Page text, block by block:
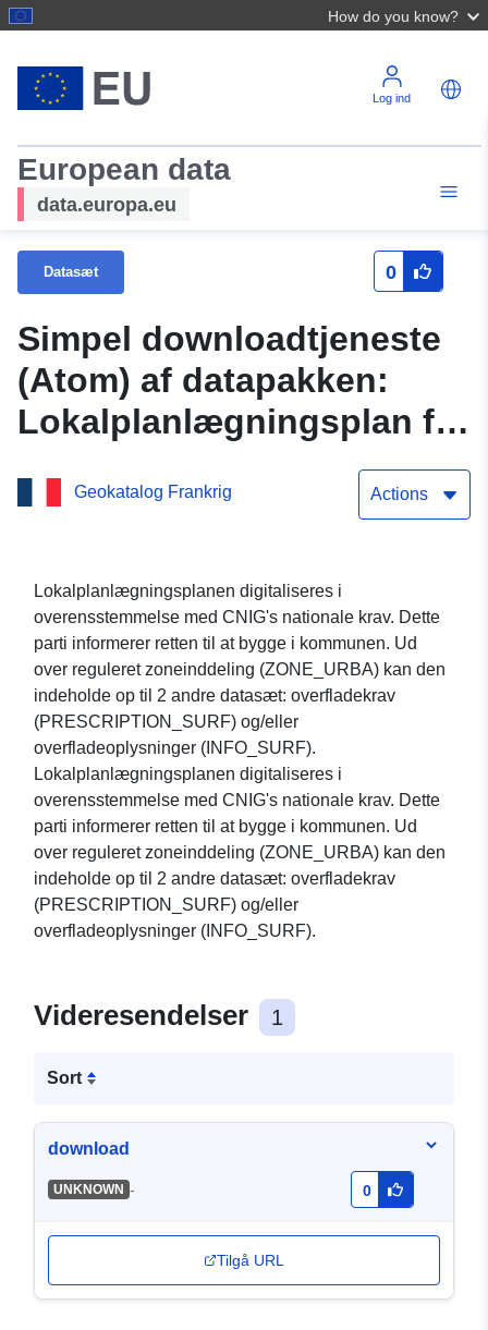
How do you know?
Log ind
European data
data.europa.eu
Datasæt 0
Simpel downloadtjeneste
(Atom) af datapakken:
Lokalplanlægningsplan for
SAINT-JULIEN-DE-GRAS-
CAPOU
Geokatalog Frankrig Actions
Lokalplanlægningsplanen digitaliseres i
overensstemmelse med CNIG's nationale krav. Dette
parti informerer retten til at bygge i kommunen. Ud
over reguleret zoneinddeling (ZONE_URBA) kan den
indeholde op til 2 andre datasæt: overfladekrav
(PRESCRIPTION_SURF) og/eller
overfladeoplysninger (INFO_SURF).
Lokalplanlægningsplanen digitaliseres i
overensstemmelse med CNIG's nationale krav. Dette
parti informerer retten til at bygge i kommunen. Ud
over reguleret zoneinddeling (ZONE_URBA) kan den
indeholde op til 2 andre datasæt: overfladekrav
(PRESCRIPTION_SURF) og/eller
overfladeoplysninger (INFO_SURF).
Videresendelser 1
Sort
download
UNKNOWN - 0
Tilgå URL